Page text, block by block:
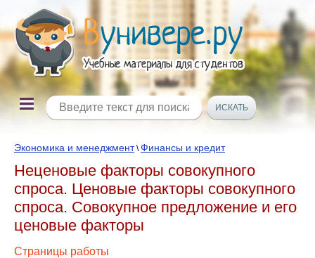
Экономика и менеджмент\Финансы и кредит
Неценовые факторы совокупного
спроса. Ценовые факторы совокупного
спроса. Совокупное предложение и его
ценовые факторы
Страницы работы